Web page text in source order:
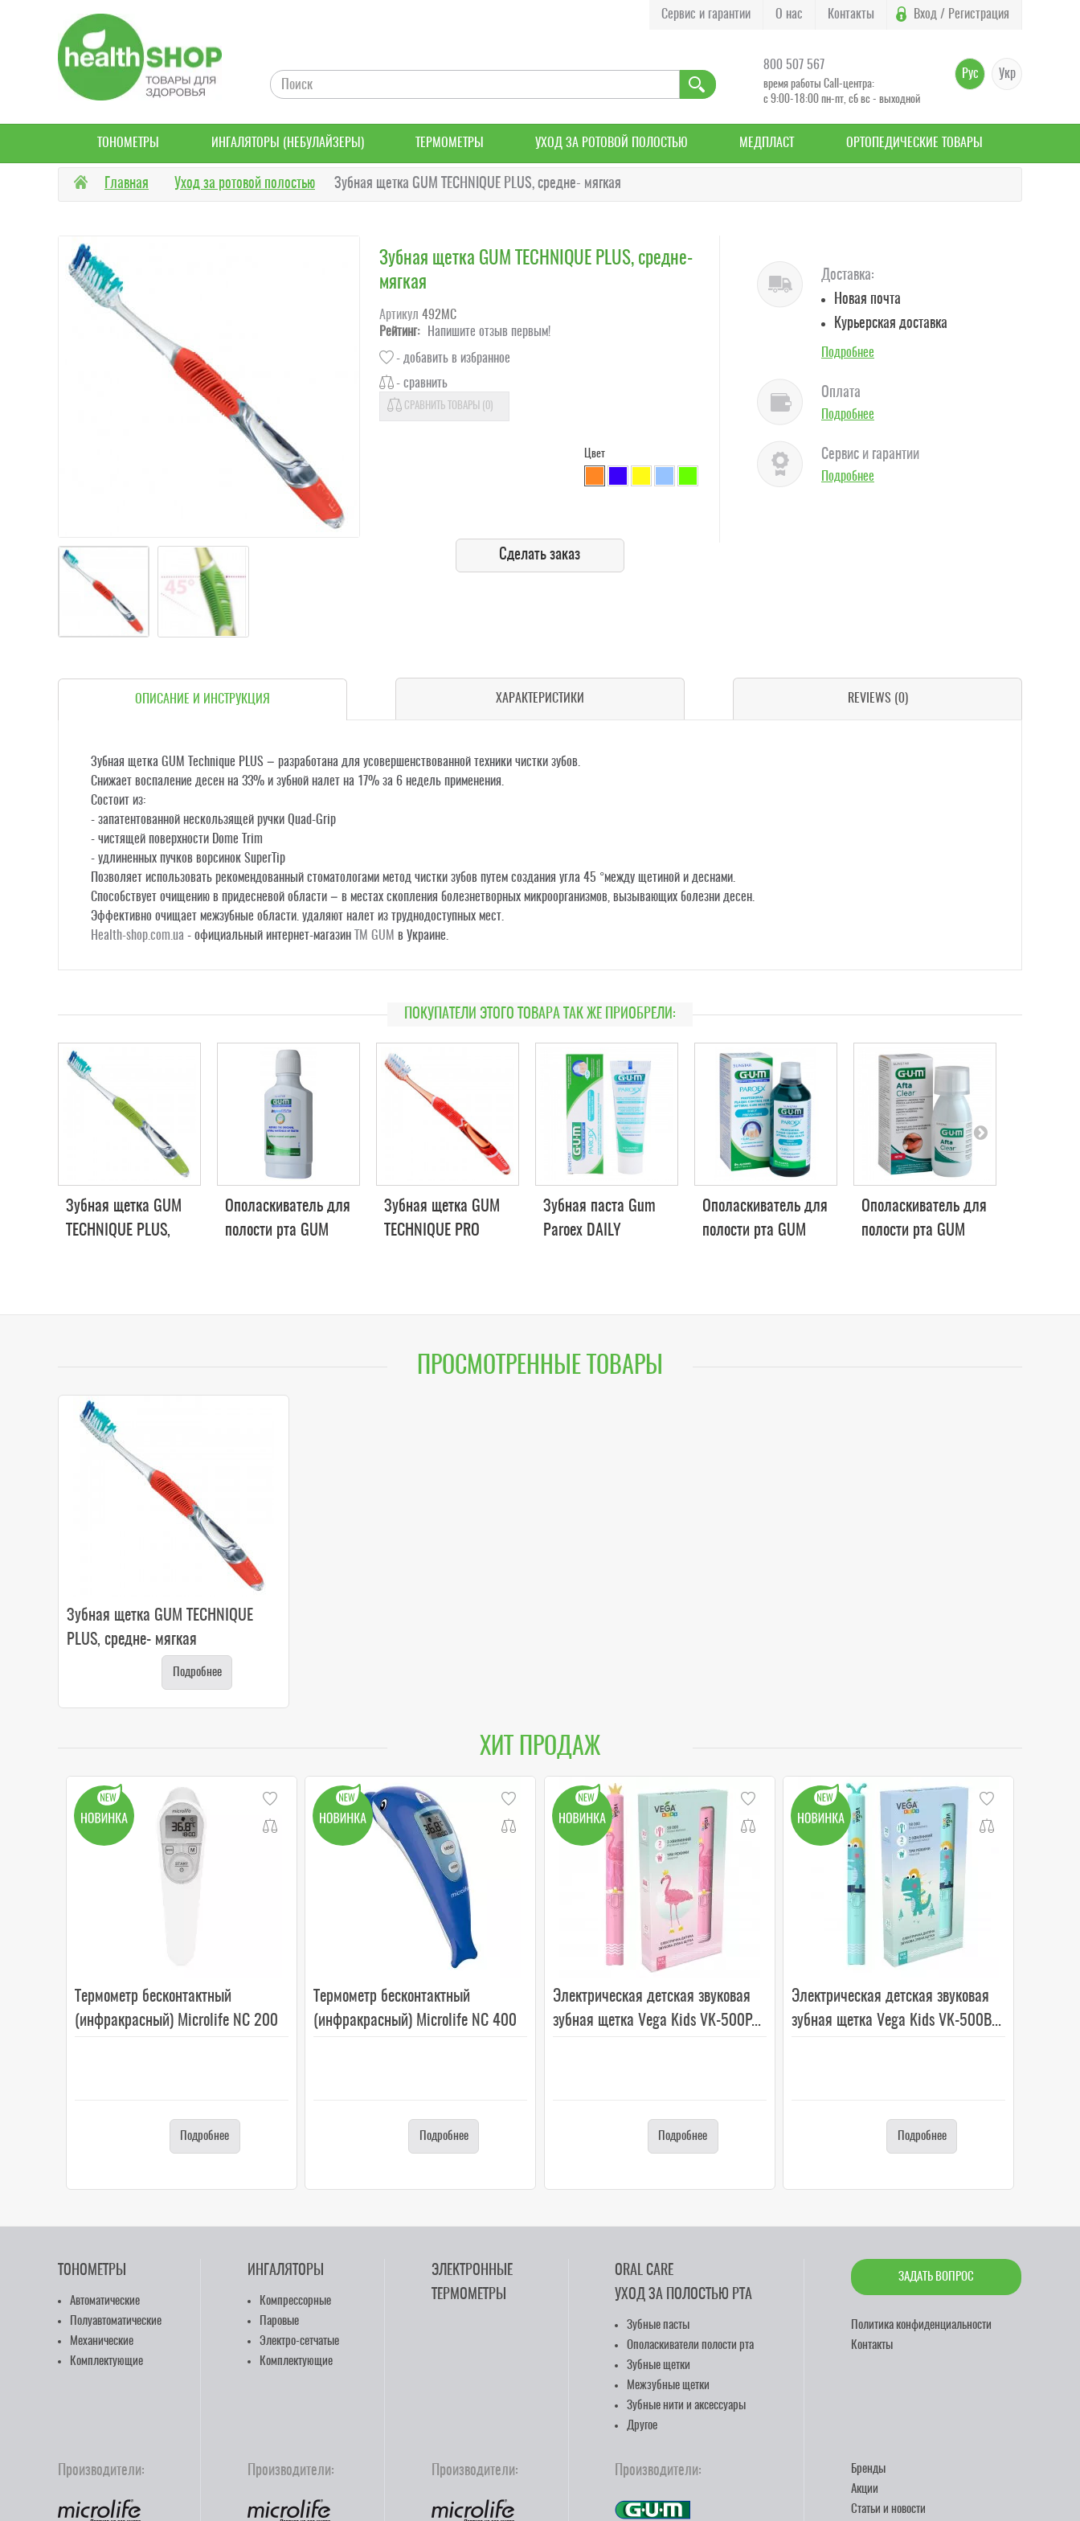
Вход / Регистрация
Сервис и гарантии О нас Контакты
Рус Укр
800 507 567
время работы Call-центра:
с 9:00-18:00 пн-пт, сб вс - выходной
ТОНОМЕТРЫ ИНГАЛЯТОРЫ (НЕБУЛАЙЗЕРЫ) ТЕРМОМЕТРЫ УХОД ЗА РОТОВОЙ ПОЛОСТЬЮ МЕДПЛАСТ ОРТОПЕДИЧЕСКИЕ ТОВАРЫ
Главная Уход за ротовой полостью Зубная щетка GUM TECHNIQUE PLUS, средне- мягкая
Зубная щетка GUM TECHNIQUE PLUS, средне-
мягкая
Артикул 492MC
Рейтинг:
Напишите отзыв первым!
- добавить в избранное
- сравнить
СРАВНИТЬ ТОВАРЫ ( 0)
Цвет
Сделать заказ
Доставка:
Новая почта
Курьерская доставка
Подробнее
Оплата
Подробнее
Сервис и гарантии
Подробнее
ОПИСАНИЕ И ИНСТРУКЦИЯ ХАРАКТЕРИСТИКИ REVIEWS (0)
Зубная щетка GUM Technique PLUS – разработана для усовершенствованной техники чистки зубов.
Снижает воспаление десен на 33% и зубной налет на 17% за 6 недель применения.
Состоит из:
- запатентованной нескользящей ручки Quad-Grip
- чистящей поверхности Dome Trim
- удлиненных пучков ворсинок SuperTip
Позволяет использовать рекомендованный стоматологами метод чистки зубов путем создания угла 45 °между щетиной и деснами.
Способствует очищению в придесневой области – в местах скопления болезнетворных микроорганизмов, вызывающих болезни десен.
Эффективно очищает межзубные области. удаляют налет из труднодоступных мест.
Health-shop.com.ua - официальный интернет-магазин ТМ GUM в Украине.
ПОКУПАТЕЛИ ЭТОГО ТОВАРА ТАК ЖЕ ПРИОБРЕЛИ:
Зубная щетка GUM
TECHNIQUE PLUS,
Ополаскиватель для
полости рта GUM
Зубная щетка GUM
TECHNIQUE PRO
Зубная паста Gum
Paroex DAILY
Ополаскиватель для
полости рта GUM
Ополаскиватель для
полости рта GUM
ПРОСМОТРЕННЫЕ ТОВАРЫ
Зубная щетка GUM TECHNIQUE
PLUS, средне- мягкая
Подробнее
ХИТ ПРОДАЖ
Термометр бесконтактный
(инфракрасный) Microlife NC 200
Подробнее
Термометр бесконтактный
(инфракрасный) Microlife NC 400
Подробнее
Электрическая детская звуковая
зубная щетка Vega Kids VK-500P...
Подробнее
Электрическая детская звуковая
зубная щетка Vega Kids VK-500B...
Подробнее
ТОНОМЕТРЫ
Автоматические
Полуавтоматические
Механические
Комплектующие
ИНГАЛЯТОРЫ
Компрессорные
Паровые
Электро-сетчатые
Комплектующие
ЭЛЕКТРОННЫЕ
ТЕРМОМЕТРЫ
ORAL CARE
УХОД ЗА ПОЛОСТЬЮ РТА
Зубные пасты
Ополаскиватели полости рта
Зубные щетки
Межзубные щетки
Зубные нити и аксессуары
Другое
ЗАДАТЬ ВОПРОС
Политика конфиденциальности
Контакты
Производители: Производители: Производители: Производители:
Бренды
Акции
Статьи и новости